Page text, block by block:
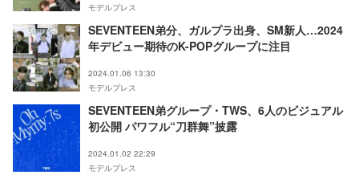
モデルプレス
SEVENTEEN弟分、ガルプラ出身、SM新人…2024
年デビュー期待のK-POPグループに注目
2024.01.06 13:30
モデルプレス
SEVENTEEN弟グループ・TWS、6人のビジュアル
初公開 パワフル“刀群舞”披露
2024.01.02 22:29
モデルプレス